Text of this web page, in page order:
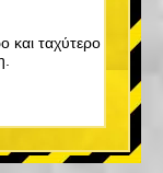
και ταχύτερο